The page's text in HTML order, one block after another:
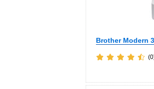
Brother Modern